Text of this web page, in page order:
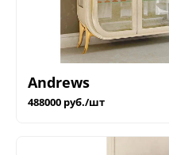
Andrews
488000 руб./шт